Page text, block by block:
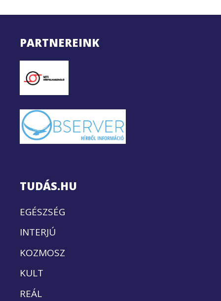
PARTNEREINK
TUDÁS.HU
EGÉSZSÉG
INTERJÚ
KOZMOSZ
KULT
REÁL